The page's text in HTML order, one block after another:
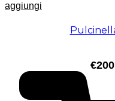
aggiungi
€